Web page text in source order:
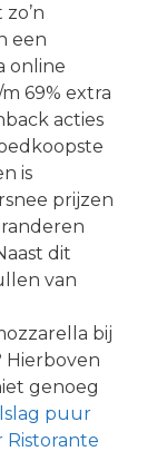
een
online
69% extra
acties
is
prijzen
dit
van
bij
Hierboven
genoeg
puur
Ristorante